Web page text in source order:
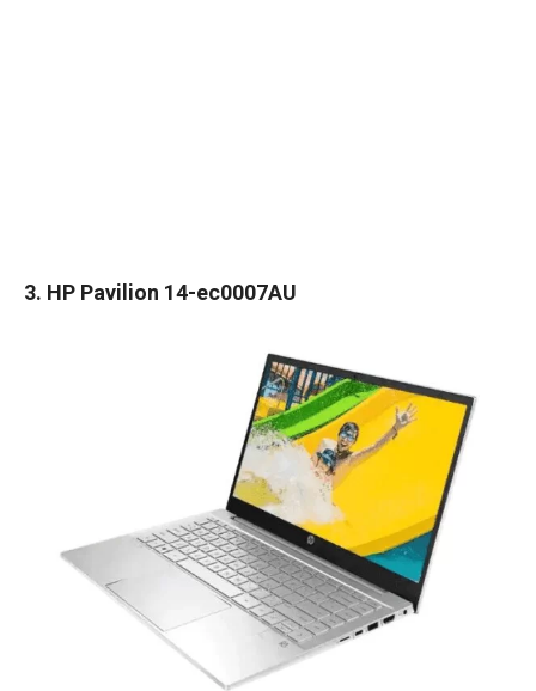
3. HP Pavilion 14-ec0007AU